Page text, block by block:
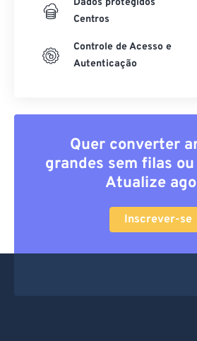
Dados protegidos
Centros
Controle de Acesso e
Autenticação
Quer converter
grandes sem filas
Atualize
Inscrever-se